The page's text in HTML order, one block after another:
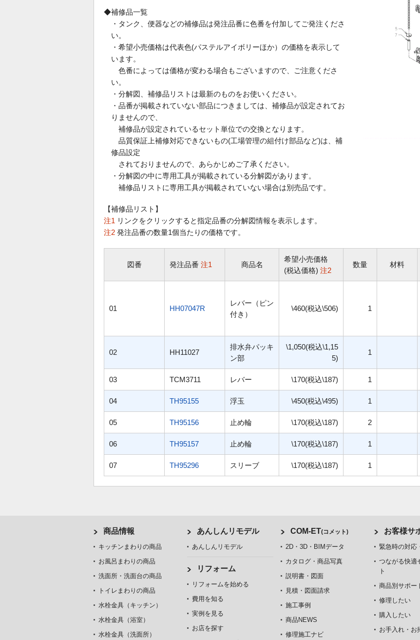
◆補修品一覧
・タンク、便器などの補修品は発注品番に色番を付加してご発注くださ
い。
・希望小売価格は代表色(パステルアイボリーほか）の価格を表示して
います。
色番によっては価格が変わる場合もございますので、ご注意くださ
い。
・分解図、補修品リストは最新のものをお使いください。
・品番が掲載されていない部品につきましては、補修品が設定されてお
りませんので、
補修品が設定されているセット単位での交換となります。
品質保証上補修対応できないもの(工場管理の組付け部品など)は、補
修品設定
されておりませんので、あらかじめご了承ください。
・分解図の中に専用工具が掲載されている分解図があります。
補修品リストに専用工具が掲載されていない場合は別売品です。
【補修品リスト】
注1 リンクをクリックすると指定品番の分解図情報を表示します。
注2 発注品番の数量1個当たりの価格です。
図番 発注品番 注1 商品名
希望小売価格
(税込価格) 注2
数量 材料
01 HH07047R
レバー（ピン
付き）
\460(税込\506) 1
02 HH11027
排水弁パッキ
ン部
\1,050(税込\1,15
5)
1
03 TCM3711 レバー \170(税込\187) 1
04 TH95155 浮玉 \450(税込\495) 1
05 TH95156 止め輪 \170(税込\187) 2
06 TH95157 止め輪 \170(税込\187) 1
07 TH95296 スリーブ \170(税込\187) 1
商品情報
キッチンまわりの商品
お風呂まわりの商品
洗面所・洗面台の商品
トイレまわりの商品
水栓金具（キッチン）
水栓金具（浴室）
水栓金具（洗面所）
あんしんリモデル
あんしんリモデル
リフォーム
リフォームを始める
費用を知る
実例を見る
お店を探す
COM-ET(コメット)
2D・3D・BIMデータ
カタログ・商品写真
説明書・図面
見積・図面請求
施工事例
商品NEWS
修理施工ナビ
お客様サ
緊急時の対応
つながる快適
ト
商品別サポー
修理したい
購入したい
お手入れ・お